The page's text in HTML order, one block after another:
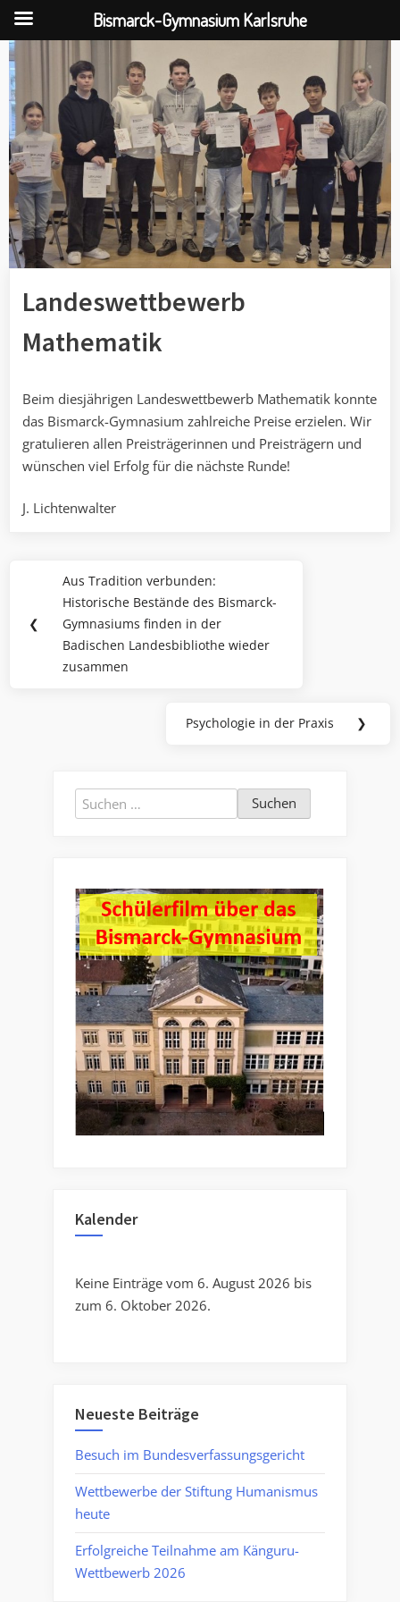
Skip
to
content
Landeswettbewerb
Mathematik
Beim diesjährigen Landeswettbewerb Mathematik konnte
das Bismarck-Gymnasium zahlreiche Preise erzielen. Wir
gratulieren allen Preisträgerinnen und Preisträgern und
wünschen viel Erfolg für die nächste Runde!
J. Lichtenwalter
Beitragsnavigation
❮
Previous
Post:
Aus Tradition verbunden:
Historische Bestände des Bismarck-
Gymnasiums finden in der
Badischen Landesbibliothe wieder
zusammen
Next
Psychologie in der Praxis ❯
Suchen
nach:
Kalender
Keine Einträge vom 6. August 2026 bis
zum 6. Oktober 2026.
Neueste Beiträge
Besuch im Bundesverfassungsgericht
Wettbewerbe der Stiftung Humanismus
heute
Erfolgreiche Teilnahme am Känguru-
Wettbewerb 2026
Bismarck-Gymnasium Karlsruhe